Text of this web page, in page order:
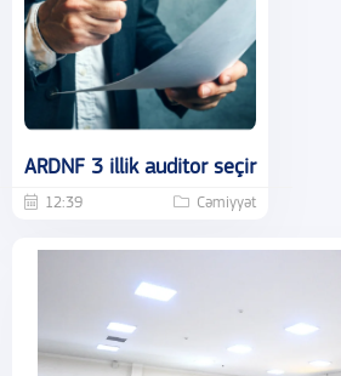
ARDNF 3 illik auditor seçir
12:39 Cəmiyyət